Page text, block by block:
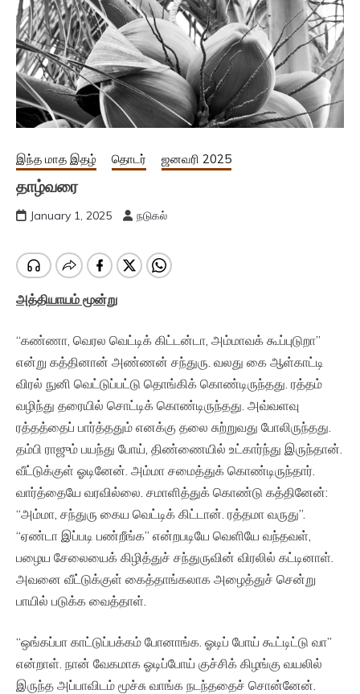
இந்த மாத இதழ் தொடர் ஜனவரி 2025
தாழ்வரை
January 1, 2025 நடுகல்
அத்தியாயம் மூன்று
“கண்ணா, வெரல வெட்டிக் கிட்டன்டா, அம்மாவக் கூப்புடுறா”
என்று கத்தினான் அண்ணன் சந்துரு. வலது கை ஆள்காட்டி
விரல் நுனி வெட்டுப்பட்டு தொங்கிக் கொண்டிருந்தது. ரத்தம்
வழிந்து தரையில் சொட்டிக் கொண்டிருந்தது. அவ்வளவு
ரத்தத்தைப் பார்த்ததும் எனக்கு தலை சுற்றுவது போலிருந்தது.
தம்பி ராஜும் பயந்து போய், திண்ணையில் உட்கார்ந்து இருந்தான்.
வீட்டுக்குள் ஓடினேன். அம்மா சமைத்துக் கொண்டிருந்தார்.
வார்த்தையே வரவில்லை. சமாளித்துக் கொண்டு கத்தினேன்:
“அம்மா, சந்துரு கைய வெட்டிக் கிட்டான். ரத்தமா வருது”.
“ஏண்டா இப்படி பண்றீங்க” என்றபடியே வெளியே வந்தவள்,
பழைய சேலையைக் கிழித்துச் சந்துருவின் விரலில் கட்டினாள்.
அவனை வீட்டுக்குள் கைத்தாங்கலாக அழைத்துச் சென்று
பாயில் படுக்க வைத்தாள்.
“ஒங்கப்பா காட்டுப்பக்கம் போனாங்க. ஓடிப் போய் கூட்டிட்டு வா”
என்றாள். நான் வேகமாக ஓடிப்போய் குச்சிக் கிழங்கு வயலில்
இருந்த அப்பாவிடம் மூச்சு வாங்க நடந்ததைச் சொன்னேன்.